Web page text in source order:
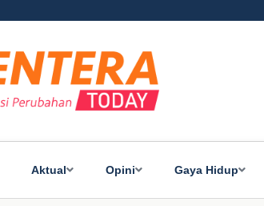
Aktual Opini Gaya Hidup